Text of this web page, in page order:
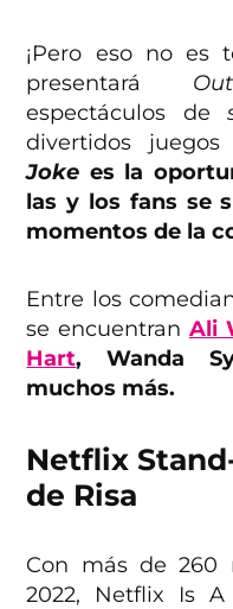
¡Pero eso no es
presentará
espectáculos de
divertidos
Joke es la
las y los fans se
momentos de la
Entre los
se encuentran Ali
Hart, Wanda
muchos más.
Netflix
de Risa
Con más de 260
2022, Netflix Is